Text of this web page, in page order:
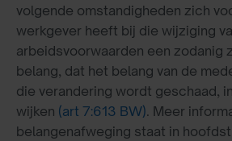
volgende omstandigheden zich
werkgever heeft bij die wijziging
arbeidsvoorwaarden een zodanig
belang, dat het belang van de
die verandering wordt geschaad,
wijken (art 7:613 BW). Meer
belangenafweging staat in